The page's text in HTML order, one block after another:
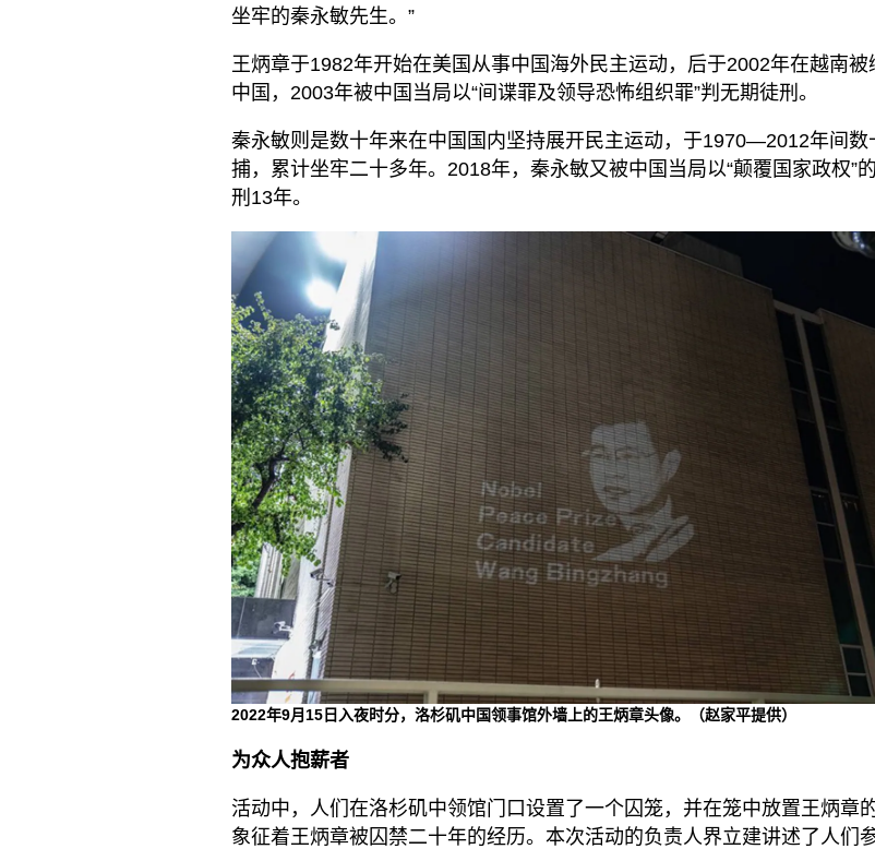
坐牢的秦永敏先生。”
王炳章于1982年开始在美国从事中国海外民主运动，后于2002年在越南被
中国，2003年被中国当局以“间谍罪及领导恐怖组织罪”判无期徒刑。
秦永敏则是数十年来在中国国内坚持展开民主运动，于1970—2012年间数
捕，累计坐牢二十多年。2018年，秦永敏又被中国当局以“颠覆国家政权”
刑13年。
2022年9月15日入夜时分，洛杉矶中国领事馆外墙上的王炳章头像。（赵家平提供）
为众人抱薪者
活动中，人们在洛杉矶中领馆门口设置了一个囚笼，并在笼中放置王炳章的
象征着王炳章被囚禁二十年的经历。本次活动的负责人界立建讲述了人们